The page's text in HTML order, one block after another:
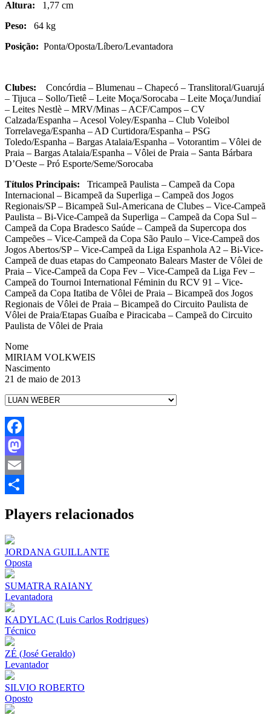
Altura: 1,77 cm
Peso: 64 kg
Posição: Ponta/Oposta/Líbero/Levantadora
Clubes: Concórdia – Blumenau – Chapecó – Translitoral/Guarujá
– Tijuca – Sollo/Tietê – Leite Moça/Sorocaba – Leite Moça/Jundiaí
– Leites Nestlè – MRV/Minas – ACF/Campos – CV
Calzada/Espanha – Acesol Voley/Espanha – Club Voleibol
Torrelavega/Espanha – AD Curtidora/Espanha – PSG
Toledo/Espanha – Bargas Atalaia/Espanha – Votorantim – Vôlei de
Praia – Bargas Atalaia/Espanha – Vôlei de Praia – Santa Bárbara
D’Oeste – Pró Esporte/Seme/Sorocaba
Títulos Principais: Tricampeã Paulista – Campeã da Copa
Internacional – Bicampeã da Superliga – Campeã dos Jogos
Regionais/SP – Bicampeã Sul-Americana de Clubes – Vice-Campeã
Paulista – Bi-Vice-Campeã da Superliga – Campeã da Copa Sul –
Campeã da Copa Bradesco Saúde – Campeã da Supercopa dos
Campeões – Vice-Campeã da Copa São Paulo – Vice-Campeã dos
Jogos Abertos/SP – Vice-Campeã da Liga Espanhola A2 – Bi-Vice-
Campeã de duas etapas do Campeonato Balears Master de Vôlei de
Praia – Vice-Campeã da Copa Fev – Vice-Campeã da Liga Fev –
Campeã do Tournoi International Féminin du RCV 91 – Vice-
Campeã da Copa Itatiba de Vôlei de Praia – Bicampeã dos Jogos
Regionais de Vôlei de Praia – Bicampeã do Circuito Paulista de
Vôlei de Praia/Etapas Guaíba e Piracicaba – Campeã do Circuito
Paulista de Vôlei de Praia
Nome
MIRIAM VOLKWEIS
Nascimento
21 de maio de 2013
Facebook
Mastodon
Email
Players relacionados
JORDANA GUILLANTE
Oposta
SUMATRA RAIANY
Levantadora
KADYLAC (Luis Carlos Rodrigues)
Técnico
ZÉ (José Geraldo)
Levantador
SILVIO ROBERTO
Oposto